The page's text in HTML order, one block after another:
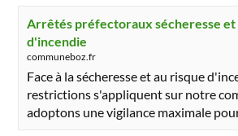
Arrêtés préfectoraux sécheresse et
d'incendie
communeboz.fr
Face à la sécheresse et au risque
restrictions s'appliquent sur notre
adoptons une vigilance maximale